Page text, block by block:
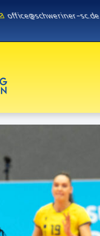
office@schweriner-sc.de